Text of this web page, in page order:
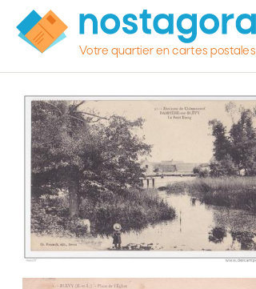
Votre quartier en cartes postales